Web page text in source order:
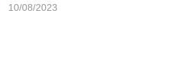
10/08/2023